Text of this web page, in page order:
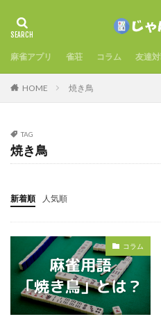
麻雀アプリ 雀荘 コラム 友達
HOME 焼き鳥
TAG
焼き鳥
新着順 人気順
コラム